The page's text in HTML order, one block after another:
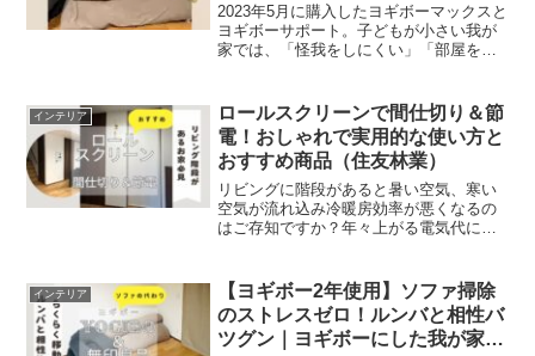
2023年5月に購入したヨギボーマックスと
ヨギボーサポート。子どもが小さい我が
家では、「怪我をしにくい」「部屋を広
択。なっつヨギボーを購入し２年。かな
りボリュームは...
インテリア
ロールスクリーンで間仕切り＆節
電！おしゃれで実用的な使い方と
おすすめ商品（住友林業）
リビングに階段があると暑い空気、寒い
空気が流れ込み冷暖房効率が悪くなるの
はご存知ですか？年々上がる電気代に対
めばわかること／・おしゃれに節電効果
の実例・目隠しとして使用...
インテリア
【ヨギボー2年使用】ソファ掃除
のストレスゼロ！ルンバと相性バ
ツグン｜ヨギボーにした我が家の